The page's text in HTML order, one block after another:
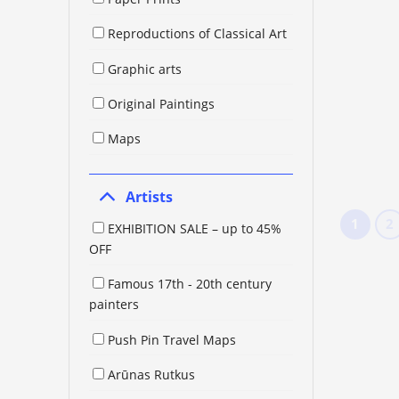
Reproductions of Classical Art
Graphic arts
Original Paintings
Maps
Artists
EXHIBITION SALE – up to 45%
OFF
Famous 17th - 20th century
painters
Push Pin Travel Maps
Arūnas Rutkus